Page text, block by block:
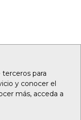
para
y conocer el
más, acceda a